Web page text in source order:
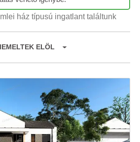
ház típusú ingatlant találtunk
ELÖL